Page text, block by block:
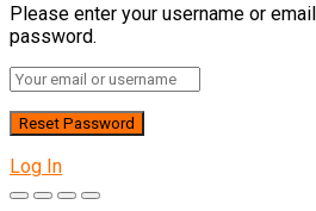
Please enter your username or
password.
Log In